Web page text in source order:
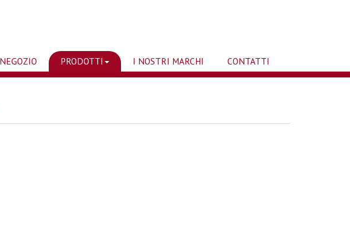
NEGOZIO PRODOTTI I NOSTRI MARCHI CONTATTI